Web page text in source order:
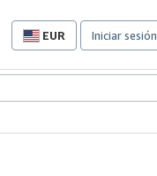
EUR
Preferencias
compra
sitio.
Iniciar sesión